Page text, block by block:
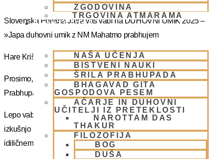
ZGODOVINA
TRGOVINA ATMARAMA
BHAKTI JOGA
NAŠA UČENJA
BISTVENI NAUKI
ŠRILA PRABHUPADA
BHAGAVAD GITA
GOSPODOVA PESEM
AČARJE IN DUHOVNI
UČITELJI IZ PRETEKLOSTI
NAROTTAM DAS
THAKUR
FILOZOFIJA
BOG
DUŠA
Slovenska Poletna Jatra vas vabi na DUHOVNI UMIK 2025 –
»Japa duhovni umik z NM Mahatmo prabhujem
Hare Krišna, dragi bhakte!
Prosimo, sprejmite naše ponižno spoštovanje! Vsa slava Šrila
Prabhupadu!
Lepo vabljeni na 5-dnevno nepozabno transcendentalno
izkušnjo na DUHOVNI UMIK, ki bo potekal sredi gozdov na
idiličnem Pohorju.